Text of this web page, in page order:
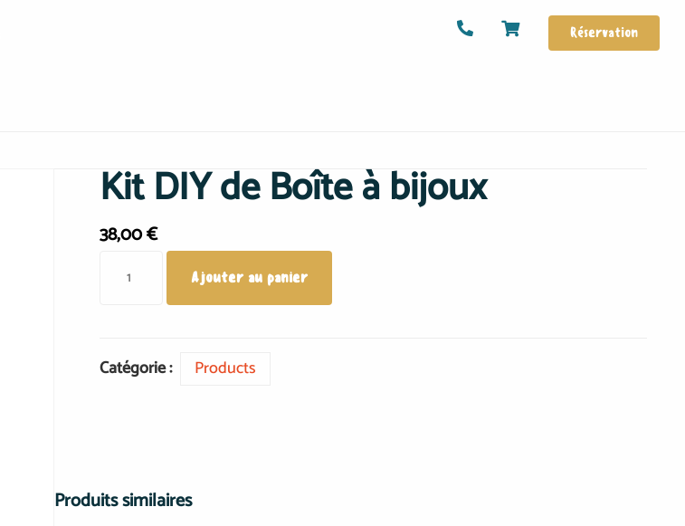
Réservation
Kit DIY de Boîte à bijoux
38,00€
Ajouter au panier
Catégorie : Products
Produits similaires